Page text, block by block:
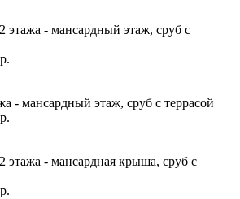
этажа - мансардный этаж, сруб с
- мансардный этаж, сруб с террасой
этажа - мансардная крыша, сруб с